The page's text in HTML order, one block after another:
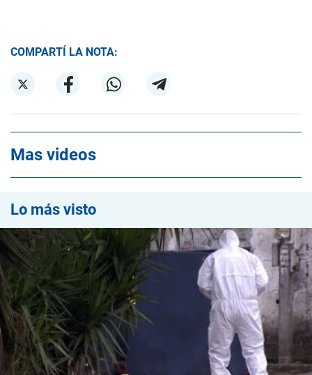
COMPARTÍ LA NOTA:
Mas videos
Lo más visto